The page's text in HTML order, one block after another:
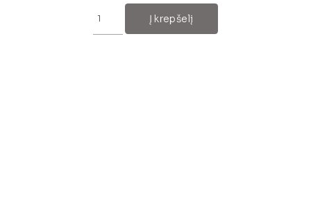
produkto
kiekis:
Šviesiai
Į krepšelį